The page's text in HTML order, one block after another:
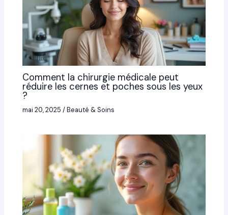
Comment la chirurgie médicale peut
réduire les cernes et poches sous les yeux
?
mai 20, 2025/Beauté & Soins